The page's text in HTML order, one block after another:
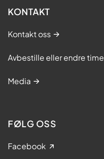
KONTAKT
Kontakt oss
Avbestille eller endre time
Media
FØLG OSS
Facebook